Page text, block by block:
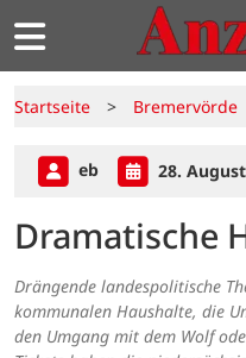
Startseite > Bremervörde
eb 28.
Dramatische
Drängende landespolitische
kommunalen Haushalte, die
den Umgang mit dem Wolf